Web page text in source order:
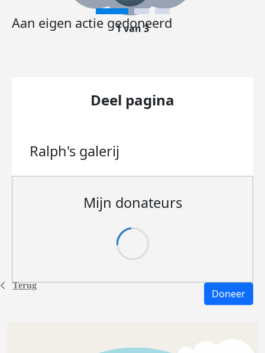
Terug
Aan eigen actie gedoneerd
1 van 3
Deel pagina
Ralph's galerij
Mijn donateurs
Doneer